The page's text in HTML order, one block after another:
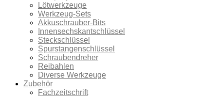
Lötwerkzeuge
Werkzeug-Sets
Akkuschrauber-Bits
Innensechskantschlüssel
Steckschlüssel
Spurstangenschlüssel
Schraubendreher
Reibahlen
Diverse Werkzeuge
Zubehör
Fachzeitschrift